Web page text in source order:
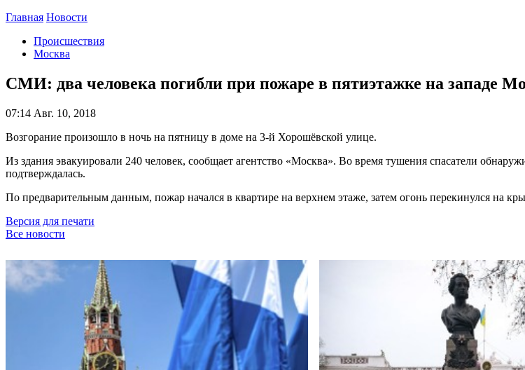
Главная Новости
Происшествия
Москва
СМИ: два человека погибли при пожаре в пятиэтажке на западе
07:14 Авг. 10, 2018
Возгорание произошло в ночь на пятницу в доме на 3-й Хорошёвской улице.
Из здания эвакуировали 240 человек, сообщает агентство «Москва». Во время тушения спасатели
подтверждалась.
По предварительным данным, пожар начался в квартире на верхнем этаже, затем огонь перекинулся на
Версия для печати
Все новости